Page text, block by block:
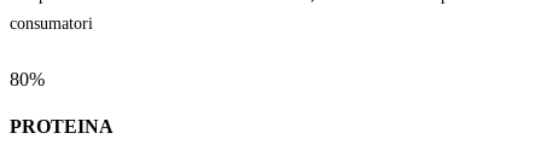
consumatori
80%
PROTEINA